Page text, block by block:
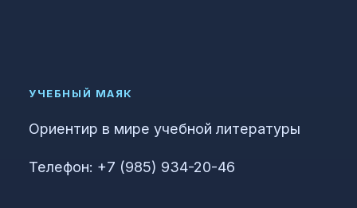
УЧЕБНЫЙ МАЯК
Ориентир в мире учебной литературы
Телефон: +7 (985) 934-20-46